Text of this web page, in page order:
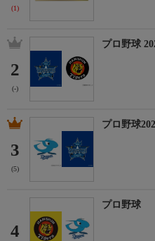
(1)
2
(-)
プロ野球
3
(5)
プロ野球
4
プロ野球